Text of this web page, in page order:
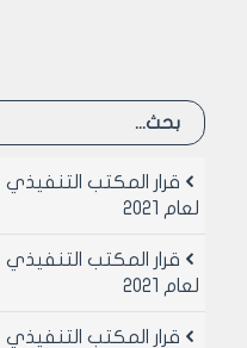
لعام 2021
لعام 2021